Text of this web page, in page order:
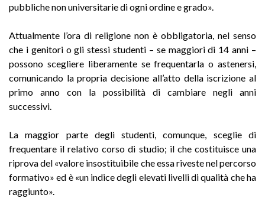
pubbliche non universitarie di ogni ordine e grado».
Attualmente l’ora di religione non è obbligatoria, nel senso
che i genitori o gli stessi studenti – se maggiori di 14 anni –
possono scegliere liberamente se frequentarla o astenersi,
comunicando la propria decisione all’atto della iscrizione al
primo anno con la possibilità di cambiare negli anni
successivi.
La maggior parte degli studenti, comunque, sceglie di
frequentare il relativo corso di studio; il che costituisce una
riprova del «valore insostituibile che essa riveste nel percorso
formativo» ed è «un indice degli elevati livelli di qualità che ha
raggiunto».